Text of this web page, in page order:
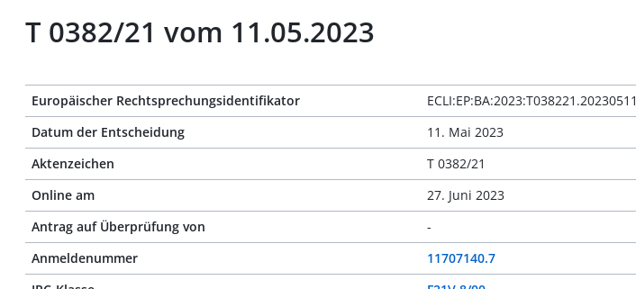
T 0382/21 vom 11.05.2023
Europäischer Rechtsprechungsidentifikator
ECLI:EP:BA:2023:T038221.20230511
Datum der Entscheidung
11. Mai 2023
Aktenzeichen
T 0382/21
Online am
27. Juni 2023
Antrag auf Überprüfung von
-
Anmeldenummer
11707140.7